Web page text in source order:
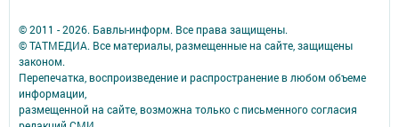
© 2011 - 2026. Бавлы-информ. Все права защищены.
© ТАТМЕДИА. Все материалы, размещенные на сайте, защищены
законом.
Перепечатка, воспроизведение и распространение в любом объеме
информации,
размещенной на сайте, возможна только с письменного согласия